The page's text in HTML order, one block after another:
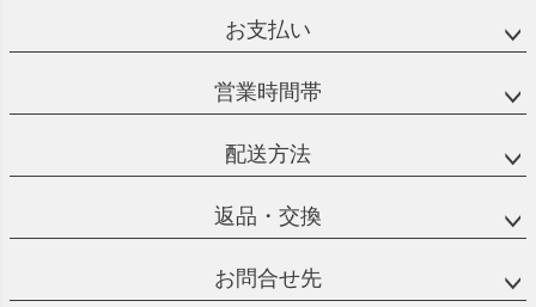
ップ
お支払い
営業時間帯
配送方法
返品・交換
お問合せ先